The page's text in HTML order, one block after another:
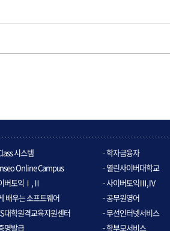
시스템
학자금융자
Online Campus
열린사이버대학교
버토익Ⅰ,Ⅱ
사이버토익Ⅲ,Ⅳ
배우는 소프트웨어
공무원영어
대학원격교육지원센터
무선인터넷서비스
명발급
학부모서비스